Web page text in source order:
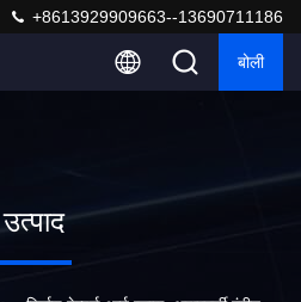
+8613929909663--13690711186
बोली
उत्पाद